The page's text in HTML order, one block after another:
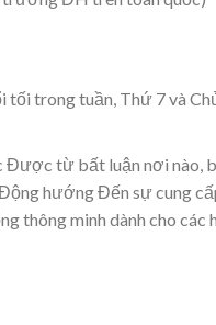
tối trong tuần, Thứ 7 và
Được từ bất luận nơi nào,
hướng Đến sự cung
thông minh dành cho các